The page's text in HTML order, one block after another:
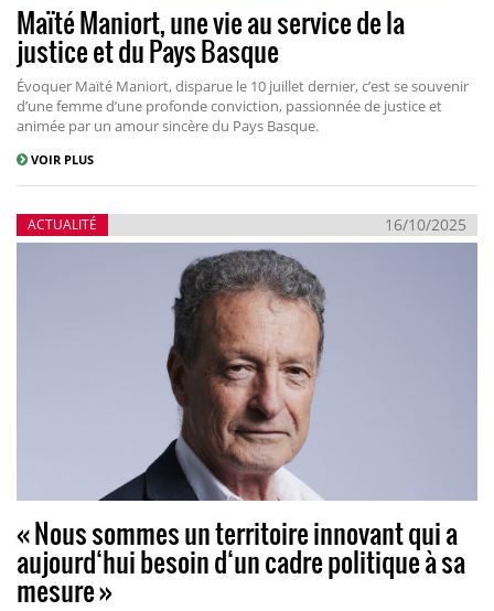
Maïté Maniort, une vie au service de la
justice et du Pays Basque
Évoquer Maïté Maniort, disparue le 10 juillet dernier, c’est se souvenir
d’une femme d’une profonde conviction, passionnée de justice et
animée par un amour sincère du Pays Basque.
VOIR PLUS
ACTUALITÉ 16/10/2025
« Nous sommes un territoire innovant qui a
aujourd‘hui besoin d‘un cadre politique à sa
mesure »